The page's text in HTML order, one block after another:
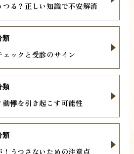
つる？正しい知識で不安解消
ックと受診のサイン
類
悸を引き起こす可能性
類
うつさないための注意点
類